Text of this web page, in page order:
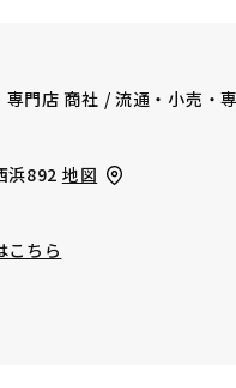
門店 商社 / 流通・小売・
浜892 地図
こちら